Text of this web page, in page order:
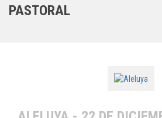
PASTORAL